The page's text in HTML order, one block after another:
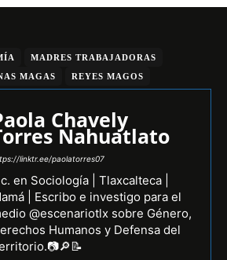
MADRES TRABAJADORAS
MAGAS REYES MAGOS
Chavely
Nahuatlato
linktr.ee/paolatorres07
en Sociología | Tlaxcalteca |
| Escribo e investigo para el
@escenariotlx sobre Género,
Humanos y Defensa del